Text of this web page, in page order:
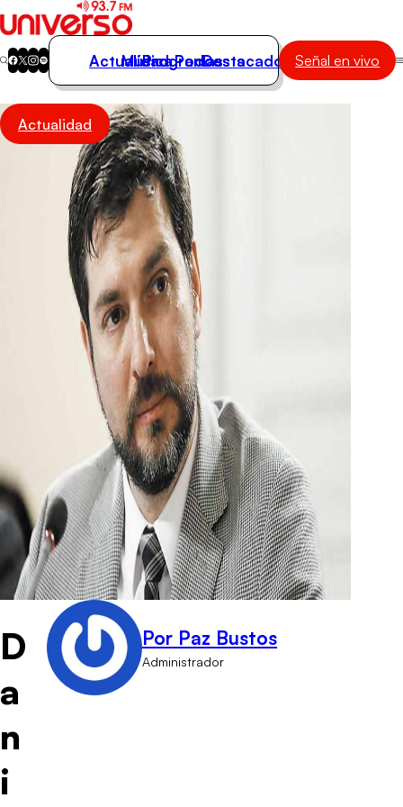
Actualidad
Música
Programas
Podcasts
Destacados
Actualidad
Música
Programas
Podcasts
Destacados Señal en vivo
Actualidad
D
a
n
i
Por Paz Bustos
Administrador